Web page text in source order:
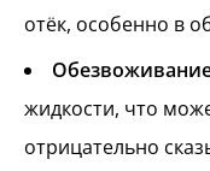
отёк, особенно в
жидкости, что
отрицательно